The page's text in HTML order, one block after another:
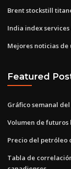
Brent stockstill
India index
Mejores noticias
Featured
Gráfico semanal
Volumen de
Precio del petróleo
Tabla de